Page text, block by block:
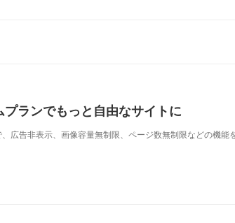
プランでもっと自由なサイトに
広告非表示、画像容量無制限、ページ数無制限などの機能